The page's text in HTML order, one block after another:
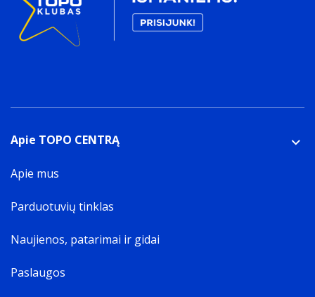
Apie TOPO CENTRĄ
Apie mus
Parduotuvių tinklas
Naujienos, patarimai ir gidai
Paslaugos